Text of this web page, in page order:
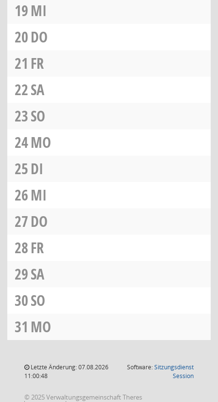
19MI
20DO
21 FR
22SA
23SO
24MO
25DI
26MI
27DO
28FR
29SA
30SO
31 MO
Letzte Änderung: 07.08.2026
11:00:48
Software:Sitzungsdienst
Session(Wird in
© 2025 Verwaltungsgemeinschaft Theres